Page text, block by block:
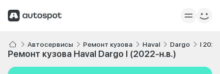
Автосервисы Ремонт кузова Haval Dargo I
Ремонт кузова Haval Dargo I (2022-н.в.)